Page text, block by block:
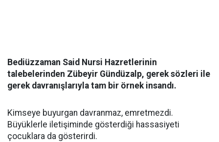
Bediüzzaman Said Nursi Hazretlerinin
talebelerinden Zübeyir Gündüzalp, gerek sözleri ile
gerek davranışlarıyla tam bir örnek insandı.
Kimseye buyurgan davranmaz, emretmezdi.
Büyüklerle iletişiminde gösterdiği hassasiyeti
çocuklara da gösterirdi.